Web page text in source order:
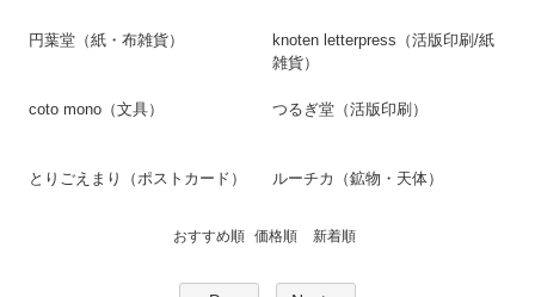
円葉堂（紙・布雑貨）
knoten letterpress（活版印刷/紙
雑貨）
coto mono（文具） つるぎ堂（活版印刷）
とりごえまり（ポストカード） ルーチカ（鉱物・天体）
おすすめ順 価格順 新着順